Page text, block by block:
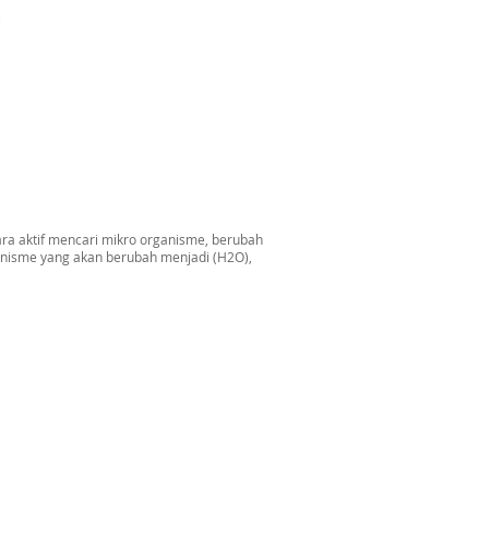
aktif mencari mikro organisme, berubah
yang akan berubah menjadi (H2O),